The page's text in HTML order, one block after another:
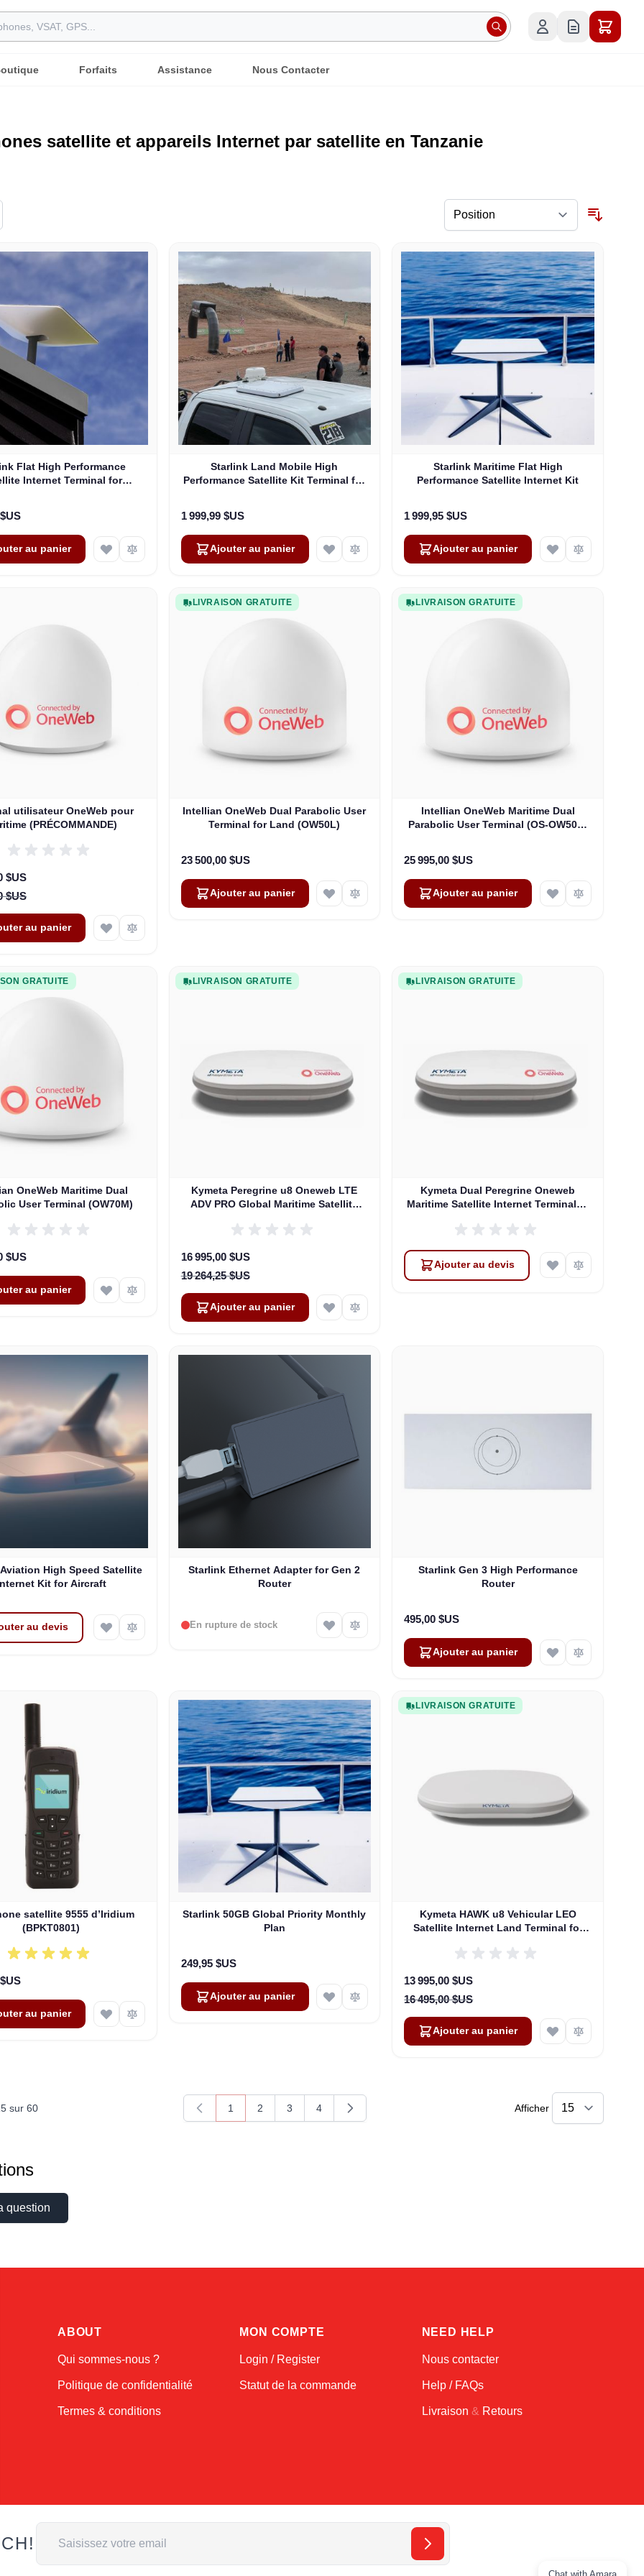
Forfaits Assistance Nous Contacter
satellite et appareils Internet par satellite en Tanzanie
Flat High Performance
Internet Terminal for
au panier
Starlink Land Mobile High
Performance Satellite Kit Terminal for
1 999,99 $US
Ajouter au panier
Starlink Maritime Flat High
Performance Satellite Internet Kit
1 999,95 $US
Ajouter au panier
utilisateur OneWeb pour
(PRÉCOMMANDE)
$US
$US
au panier
LIVRAISON GRATUITE
Intellian OneWeb Dual Parabolic User
Terminal for Land (OW50L)
23 500,00 $US
Ajouter au panier
LIVRAISON GRATUITE
Intellian OneWeb Maritime Dual
Parabolic User Terminal (OS-OW50P-
25 995,00 $US
Ajouter au panier
GRATUITE
OneWeb Maritime Dual
User Terminal (OW70M)
$US
au panier
LIVRAISON GRATUITE
Kymeta Peregrine u8 Oneweb LTE
ADV PRO Global Maritime Satellite
(U8632-31323-0)
Prix Spécial
16 995,00 $US
19 264,25 $US
Ajouter au panier
LIVRAISON GRATUITE
Kymeta Dual Peregrine Oneweb
Maritime Satellite Internet Terminals -
Ajouter au devis
High Speed Satellite
Kit for Aircraft
au devis
Starlink Ethernet Adapter for Gen 2
Router
En rupture de stock
Starlink Gen 3 High Performance
Router
495,00 $US
Ajouter au panier
satellite 9555 d’Iridium
(BPKT0801)
au panier
Starlink 50GB Global Priority Monthly
Plan
249,95 $US
Ajouter au panier
LIVRAISON GRATUITE
Kymeta HAWK u8 Vehicular LEO
Satellite Internet Land Terminal for
(U8922-30316-0)
Prix Spécial
13 995,00 $US
16 495,00 $US
Ajouter au panier
sur 60
Vous lisez actuellement la page
1
Page
2
Page
3
Page
4 Afficher
question
ABOUT
Qui sommes-nous ?
Politique de confidentialité
Termes & conditions
MON COMPTE
Login / Register
Statut de la commande
NEED HELP
Nous contacter
Help / FAQs
Livraison & Retours
Adresse email